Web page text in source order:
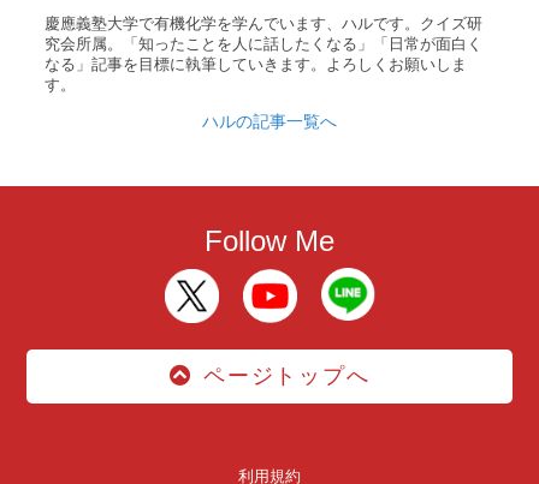
慶應義塾大学で有機化学を学んでいます、ハルです。クイズ研
究会所属。「知ったことを人に話したくなる」「日常が面白く
なる」記事を目標に執筆していきます。よろしくお願いしま
す。
ハルの記事一覧へ
Follow Me
ページトップへ
利用規約